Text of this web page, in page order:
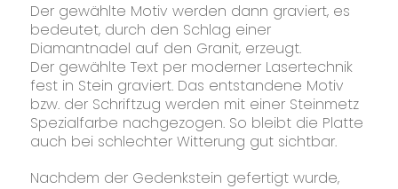
Der gewählte Motiv werden dann graviert, es
bedeutet, durch den Schlag einer
Diamantnadel auf den Granit, erzeugt.
Der gewählte Text per moderner Lasertechnik
fest in Stein graviert. Das entstandene Motiv
bzw. der Schriftzug werden mit einer Steinmetz
Spezialfarbe nachgezogen. So bleibt die Platte
auch bei schlechter Witterung gut sichtbar.
Nachdem der Gedenkstein gefertigt wurde,